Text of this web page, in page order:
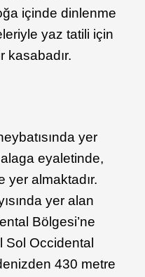
içinde dinlenme
yaz tatili için
kasabadır.
yer
eyaletinde,
yer almaktadır.
yer alan
Bölgesi’ne
Sol Occidental
430 metre